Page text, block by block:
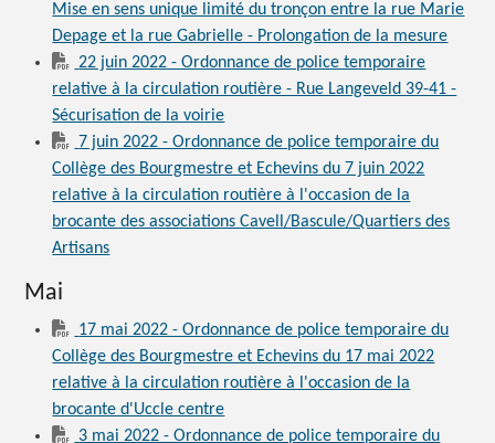
Mise en sens unique limité du tronçon entre la rue Marie
Depage et la rue Gabrielle - Prolongation de la mesure
22 juin 2022 - Ordonnance de police temporaire
relative à la circulation routière - Rue Langeveld 39-41 -
Sécurisation de la voirie
7 juin 2022 - Ordonnance de police temporaire du
Collège des Bourgmestre et Echevins du 7 juin 2022
relative à la circulation routière à l'occasion de la
brocante des associations Cavell/Bascule/Quartiers des
Artisans
Mai
17 mai 2022 - Ordonnance de police temporaire du
Collège des Bourgmestre et Echevins du 17 mai 2022
relative à la circulation routière à l'occasion de la
brocante d'Uccle centre
3 mai 2022 - Ordonnance de police temporaire du